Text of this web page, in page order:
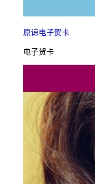
原谅电子贺卡
电子贺卡